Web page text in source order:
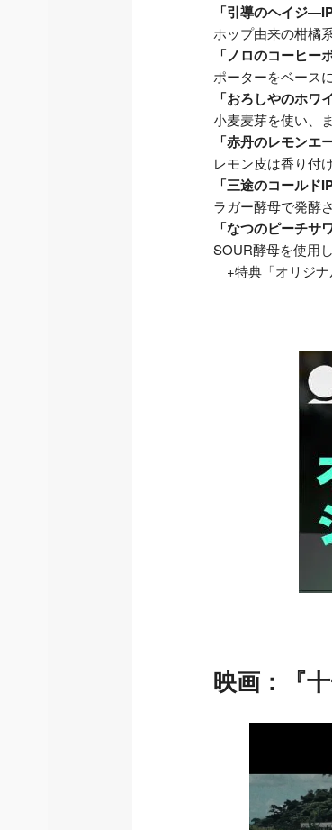
「引導のヘイジ
ホップ由来の柑橘
「ノロのコーヒー
ポーターをベース
「おろしやのホワ
小麦麦芽を使い、
「赤丹のレモンエ
レモン皮は香り付
「三途のコールド
ラガー酵母で発酵
「なつのピーチサ
SOUR酵母を使用
+特典「オリジナ
映画：『